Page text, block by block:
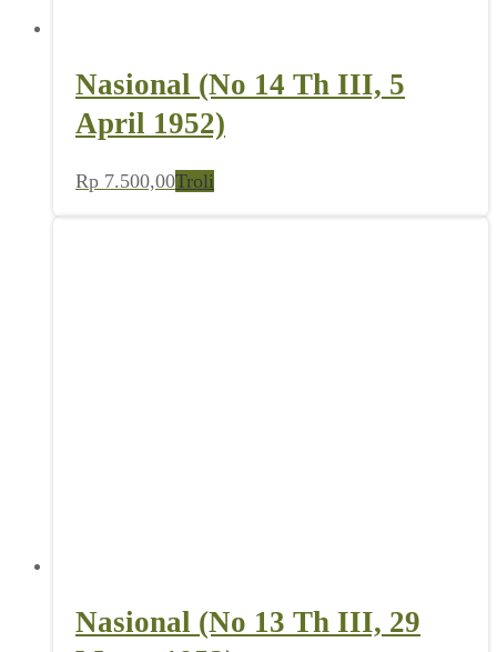
Nasional (No 14 Th III, 5
April 1952)
Rp 7.500,00Troli
Nasional (No 13 Th III, 29